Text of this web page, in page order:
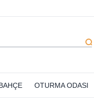
search
OTURMA ODASI